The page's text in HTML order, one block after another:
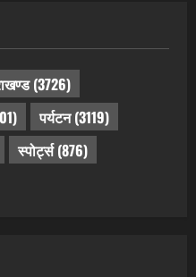
(3726)
पर्यटन(3119)
स्पोर्ट्स(876)